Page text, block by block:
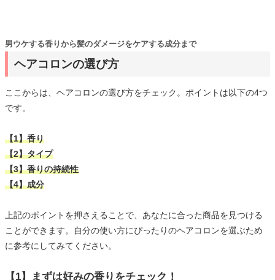
ヘアコロンの選び方
男ウケする香りから髪のダメージをケアする成分まで
ここからは、ヘアコロンの選び方をチェック。ポイントは以下の4つ
です。
【1】香り
【2】タイプ
【3】香りの持続性
【4】成分
上記のポイントを押さえることで、あなたに合った商品を見つける
ことができます。自分の使い方にぴったりのヘアコロンを選ぶため
に参考にしてみてください。
【1】まずは好みの香りをチェック！